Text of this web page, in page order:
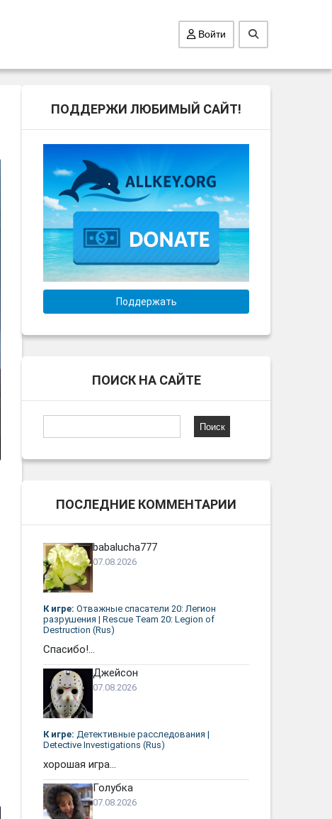
Войти
ПОДДЕРЖИ ЛЮБИМЫЙ САЙТ!
Поддержать
ПОИСК НА САЙТЕ
ПОСЛЕДНИЕ КОММЕНТАРИИ
babalucha777
07.08.2026
К игре: Отважные спасатели 20: Легион
разрушения | Rescue Team 20: Legion of
Destruction (Rus)
Спасибо!...
Джейсон
07.08.2026
К игре: Детективные расследования |
Detective Investigations (Rus)
хорошая игра...
Голубка
07.08.2026